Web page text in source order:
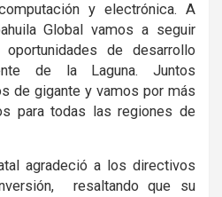
y electrónica. A
Global vamos a seguir
de desarrollo
de la Laguna. Juntos
de gigante y vamos por más
para todas las regiones de
agradeció a los directivos
resaltando que su